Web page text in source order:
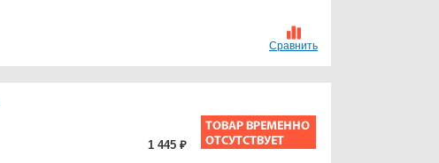
Сравнить
1 445 ₽